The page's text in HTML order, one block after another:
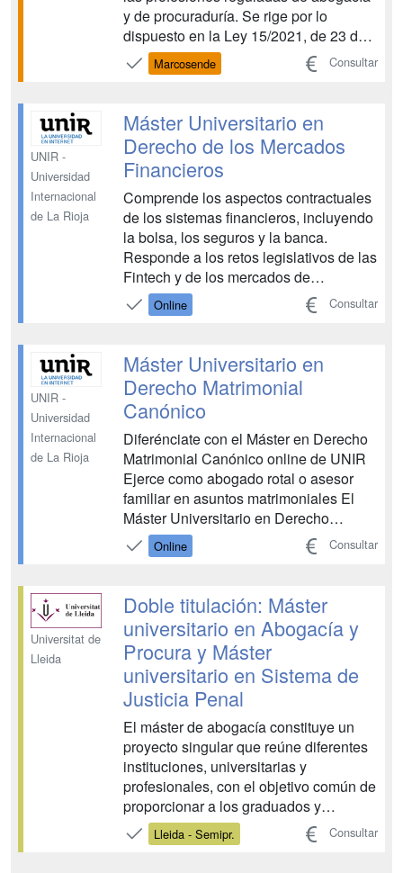
y de procuraduría. Se rige por lo
dispuesto en la Ley 15/2021, de 23 de
octubre, que modifica la Ley 34/2006,
de 30 de octubre, de acceso a las
y en el Real decreto 64/2023, de 8 de
febrero, por el qu...
Marcosende Consultar
UNIR -
Universidad
Internacional
de La Rioja
Máster Universitario en
Derecho de los Mercados
Financieros
Comprende los aspectos contractuales
de los sistemas financieros, incluyendo
la bolsa, los seguros y la banca.
Responde a los retos legislativos de las
Fintech y de los mercados de
criptodivisas Aplica los conceptos
jurídicos a las nuevas tecnologías de
Derecho Bancario online te ayudará a
comprender, de ...
Online Consultar
UNIR -
Universidad
Internacional
de La Rioja
Máster Universitario en
Derecho Matrimonial
Canónico
Diferénciate con el Máster en Derecho
Matrimonial Canónico online de UNIR
Ejerce como abogado rotal o asesor
familiar en asuntos matrimoniales El
Máster Universitario en Derecho
Matrimonial Canónico de UNIR es un
programa online altamente
eminentemente jurídico, diseñado para
prepararte para la actuación real en
causa...
Online Consultar
Universitat de
Lleida
Doble titulación: Máster
universitario en Abogacía y
Procura y Máster
universitario en Sistema de
Justicia Penal
El máster de abogacía constituye un
proyecto singular que reúne diferentes
instituciones, universitarias y
profesionales, con el objetivo común de
proporcionar a los graduados y
graduadas en Derecho una formación
de excelencia, que en el nuevo marco
Lleida - Semipr. Consultar